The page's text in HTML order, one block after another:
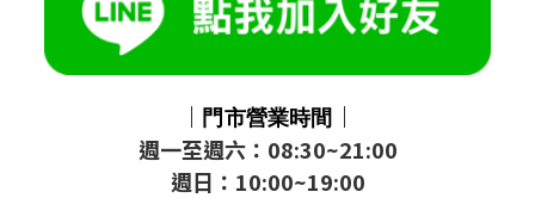
｜ 門市營業時間 ｜
週一至週六：08:30~21:00
週日：10:00~19:00